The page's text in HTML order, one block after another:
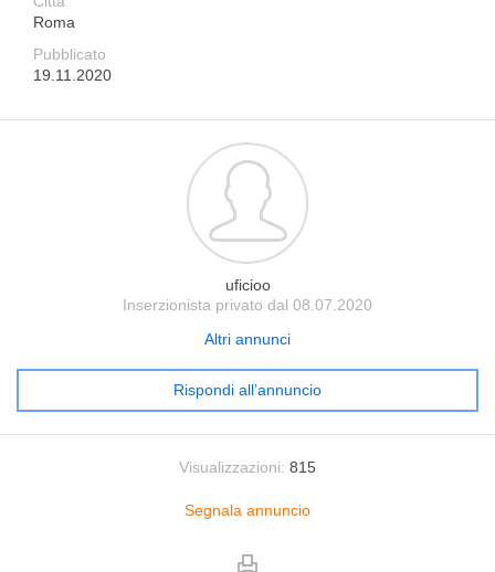
Roma
Pubblicato
19.11.2020
uficioo
Inserzionista privato dal 08.07.2020
Altri annunci
Rispondi all’annuncio
Visualizzazioni: 815
Segnala annuncio